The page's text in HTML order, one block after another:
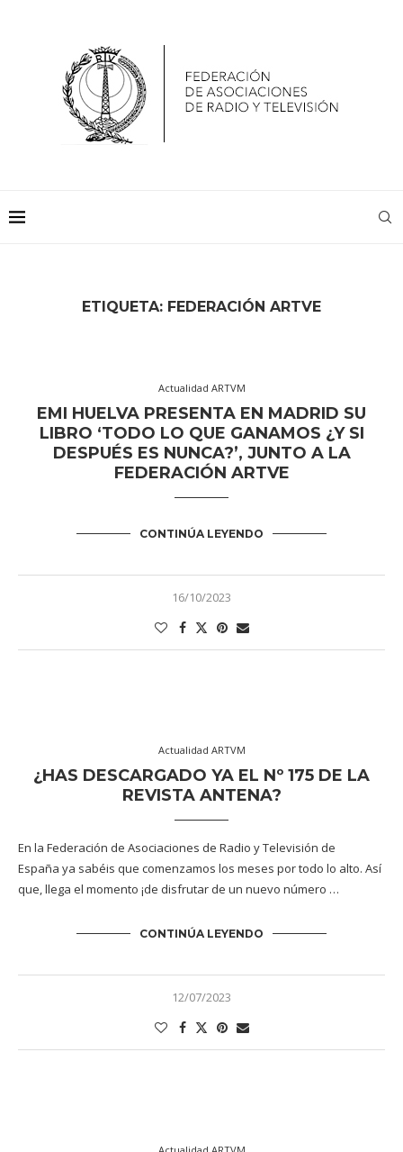
ETIQUETA: FEDERACIÓN ARTVE
Actualidad ARTVM
EMI HUELVA PRESENTA EN MADRID SU
LIBRO ‘TODO LO QUE GANAMOS ¿Y SI
DESPUÉS ES NUNCA?’, JUNTO A LA
FEDERACIÓN ARTVE
CONTINÚA LEYENDO
16/10/2023
Actualidad ARTVM
¿HAS DESCARGADO YA EL Nº 175 DE LA
REVISTA ANTENA?
En la Federación de Asociaciones de Radio y Televisión de
España ya sabéis que comenzamos los meses por todo lo alto. Así
que, llega el momento ¡de disfrutar de un nuevo número …
CONTINÚA LEYENDO
12/07/2023